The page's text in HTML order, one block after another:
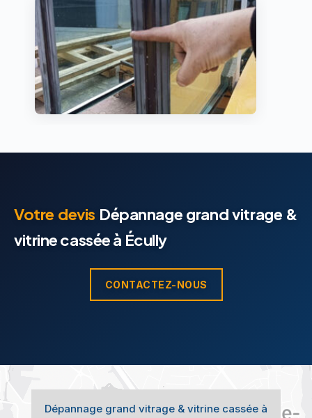
Votre devis Dépannage grand vitrage &
vitrine cassée à Écully
CONTACTEZ-NOUS
Dépannage grand vitrage & vitrine cassée à